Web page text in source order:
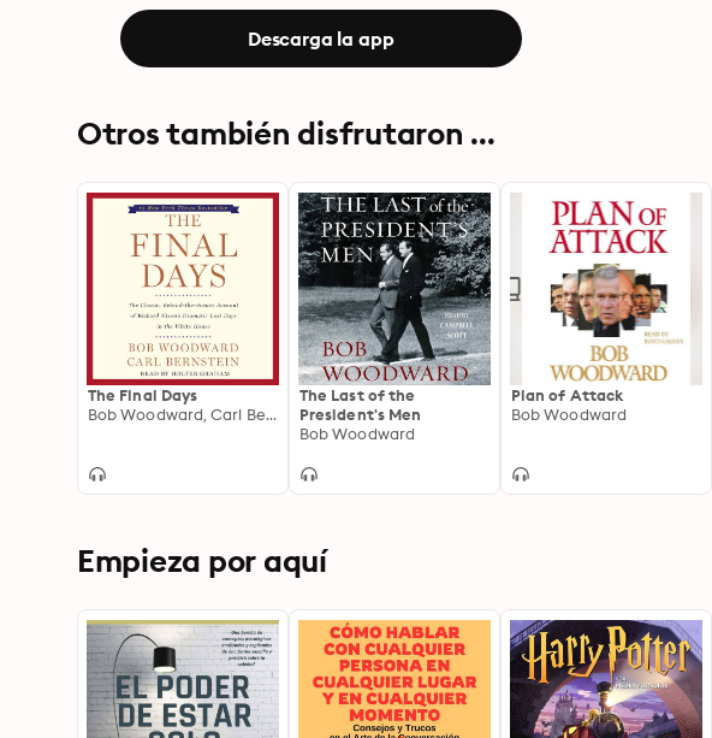
Descarga la app
Otros también disfrutaron ...
The Final Days
Bob Woodward, Carl Bernstein
The Last of the
President's Men
Bob Woodward
Plan of Attack
Bob Woodward
Empieza por aquí